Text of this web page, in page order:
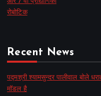
रोबोटिक
Recent News
पद्मश्री श्यामसुन्दर पालीवाल बोले
मॉडल है